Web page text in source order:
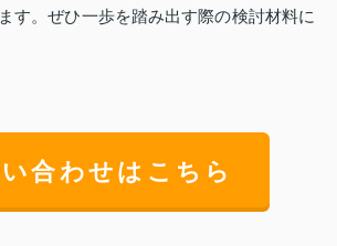
す。ぜひ一歩を踏み出す際の検討材料に
合わせはこちら